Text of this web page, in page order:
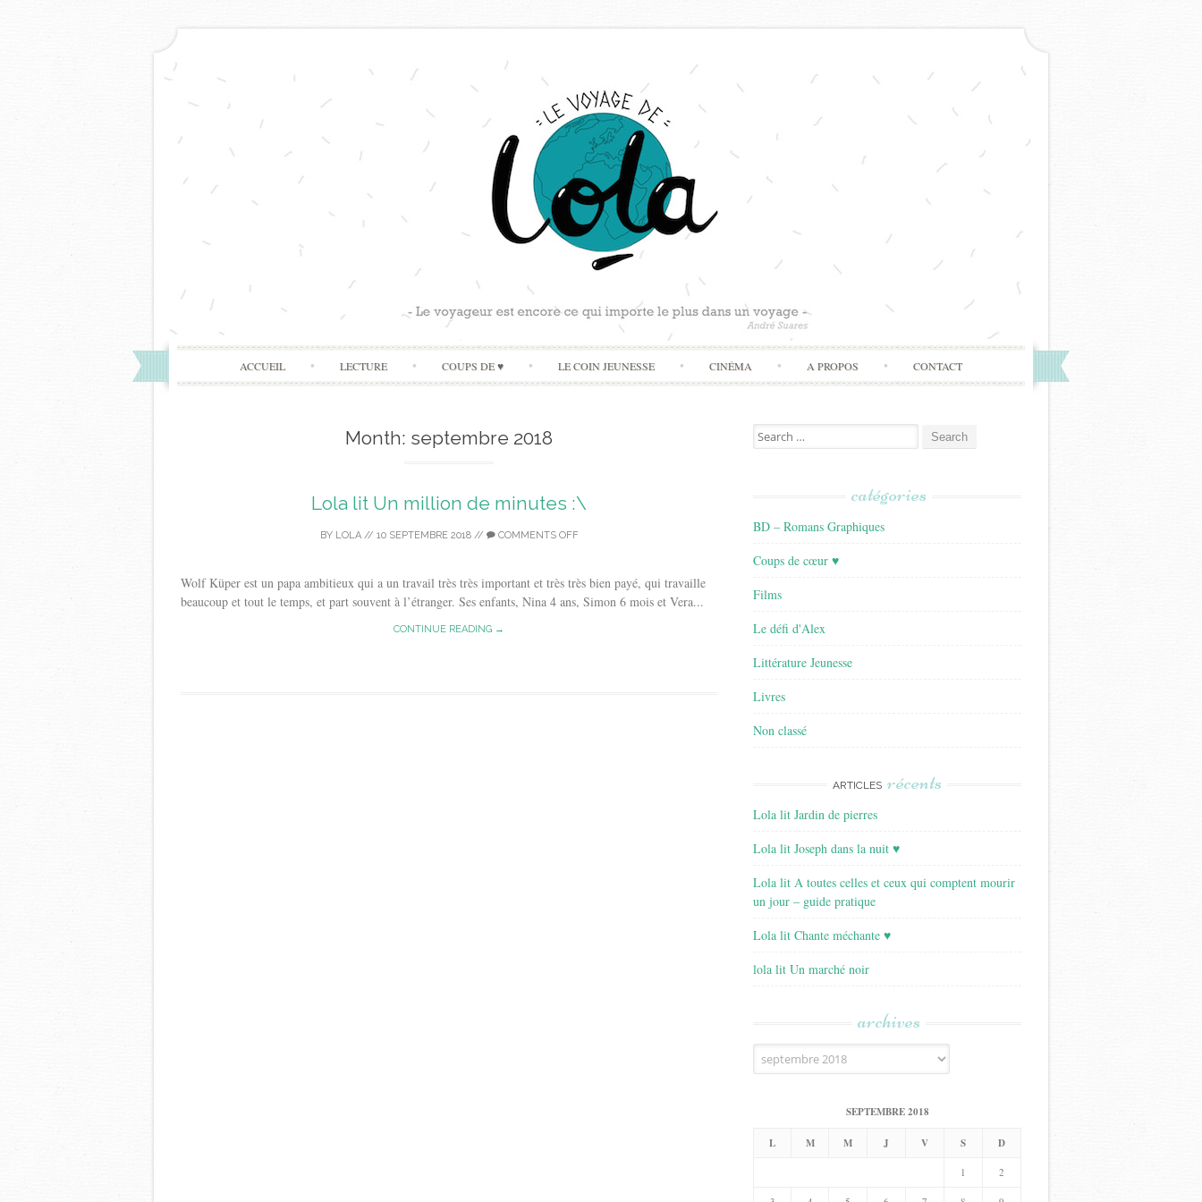
Skip
to
ACCUEIL LECTURE COUPS DE ♥ LE COIN JEUNESSE CINÉMA A PROPOS CONTACT
Month: septembre 2018
Lola lit Un million de minutes :\
BY LOLA// 10 SEPTEMBRE 2018// COMMENTS OFF
Wolf Küper est un papa ambitieux qui a un travail très très important et très très bien payé, qui travaille
beaucoup et tout le temps, et part souvent à l’étranger. Ses enfants, Nina 4 ans, Simon 6 mois et Vera...
CONTINUE READING →
Search
for:
catégories
BD – Romans Graphiques
Coups de cœur ♥
Films
Le défi d'Alex
Littérature Jeunesse
Livres
Non classé
ARTICLES récents
Lola lit Jardin de pierres
Lola lit Joseph dans la nuit ♥
Lola lit A toutes celles et ceux qui comptent mourir
un jour – guide pratique
Lola lit Chante méchante ♥
lola lit Un marché noir
archives
Archives
SEPTEMBRE 2018
L M M J V S D
1 2